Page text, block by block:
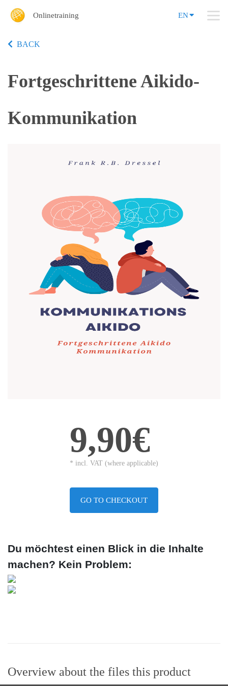
Onlinetraining EN
BACK
Fortgeschrittene Aikido-
Kommunikation
9,90€
* incl. VAT (where applicable)
GO TO CHECKOUT
Du möchtest einen Blick in die Inhalte
machen? Kein Problem:
Overview about the files this product